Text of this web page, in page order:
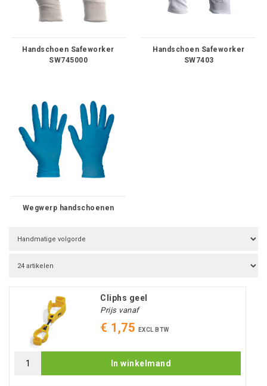
Handschoen Safeworker
SW745000
Handschoen Safeworker
SW7403
Wegwerp handschoenen
Cliphs geel
Prijs vanaf
€ 1,75 EXCL BTW
In winkelmand